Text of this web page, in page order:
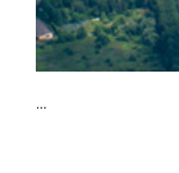
...